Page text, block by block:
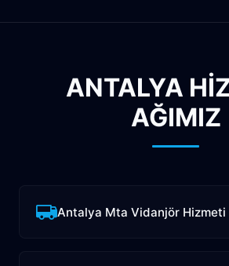
ANTALYA
AĞIMIZ
Antalya Mta Vidanjör Hizmeti